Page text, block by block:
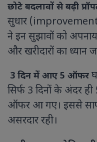
छोटे बदलावों से बढ़ी
सुधार
ने इन सुझावों को
और खरीदारों का
3 दिन में आए 5 ऑफर
सिर्फ 3 दिनों के अंदर
ऑफर आ गए। इससे साफ
असरदार रही।